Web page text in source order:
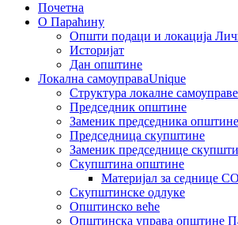
Почетна
О Параћину
Општи подаци и локација
Историјат
Дан општине
Локална самоуправаUnique
Структура локалне самоуправе
Председник општине
Заменик председника општине
Председница скупштине
Заменик председнице
Скупштина општине
Материјал за седнице
Скупштинске одлуке
Општинско веће
Општинска управа општине